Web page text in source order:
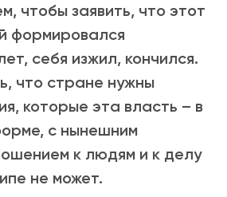
чтобы заявить, что этот
формировался
себя изжил, кончился.
что стране нужны
которые эта власть – в
с нынешним
к людям и к делу
не может.